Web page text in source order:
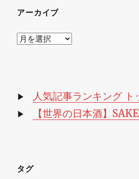
アーカイブ
ア
ブ
▶ 人気記事ランキング ト
▶ 【世界の日本酒】
タグ